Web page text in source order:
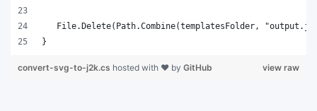
}
view raw
convert-svg-to-j2k.cs hosted with ❤ by GitHub